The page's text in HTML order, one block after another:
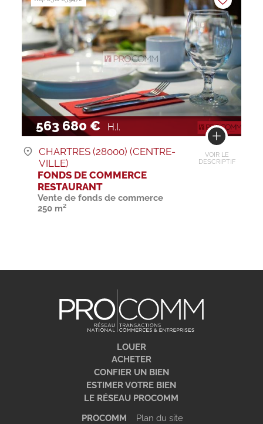
563 680 € H.I.
VOIR LE
DESCRIPTIF
CHARTRES (28000) (CENTRE-
VILLE)
FONDS DE COMMERCE
RESTAURANT
Vente de fonds de commerce
250 m²
LOUER
ACHETER
CONFIER UN BIEN
ESTIMER VOTRE BIEN
LE RÉSEAU PROCOMM
PROCOMM
Plan du site